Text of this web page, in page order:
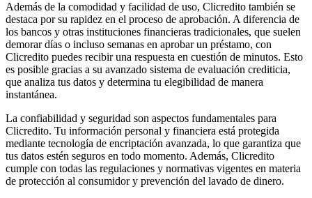
Además de la comodidad y facilidad de uso, Clicredito también se
destaca por su rapidez en el proceso de aprobación. A diferencia de
los bancos y otras instituciones financieras tradicionales, que suelen
demorar días o incluso semanas en aprobar un préstamo, con
Clicredito puedes recibir una respuesta en cuestión de minutos. Esto
es posible gracias a su avanzado sistema de evaluación crediticia,
que analiza tus datos y determina tu elegibilidad de manera
instantánea.
La confiabilidad y seguridad son aspectos fundamentales para
Clicredito. Tu información personal y financiera está protegida
mediante tecnología de encriptación avanzada, lo que garantiza que
tus datos estén seguros en todo momento. Además, Clicredito
cumple con todas las regulaciones y normativas vigentes en materia
de protección al consumidor y prevención del lavado de dinero.